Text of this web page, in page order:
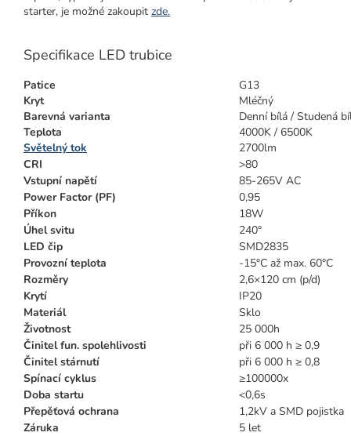
starter, je možné zakoupit zde.
Specifikace LED trubice
Patice
G13
Kryt
Mléčný
Barevná varianta
Denní bílá / Studená
Teplota
4000K / 6500K
Světelný tok
2700lm
CRI
>80
Vstupní napětí
85-265V AC
Power Factor (PF)
0,95
Příkon
18W
Úhel svitu
240°
LED čip
SMD2835
Provozní teplota
-15°C až max. 60°C
Rozměry
2,6×120 cm (p/d)
Krytí
IP20
Materiál
Sklo
Životnost
25 000h
Činitel fun. spolehlivosti
při 6 000 h ≥ 0,9
Činitel stárnutí
při 6 000 h ≥ 0,8
Spínací cyklus
≥100000x
Doba startu
<0,6s
Přepěťová ochrana
1,2kV a SMD pojistka
Záruka
5 let